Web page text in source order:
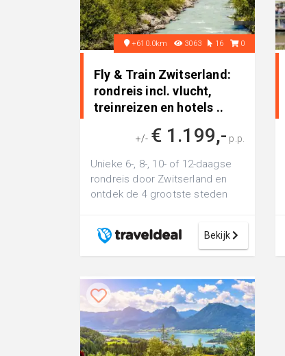
+610.0km 3063 16 0
Fly & Train Zwitserland:
rondreis incl. vlucht,
treinreizen en hotels ..
+/- € 1.199,- p.p.
Unieke 6-, 8-, 10- of 12-daagse
rondreis door Zwitserland en
ontdek de 4 grootste steden
Bekijk